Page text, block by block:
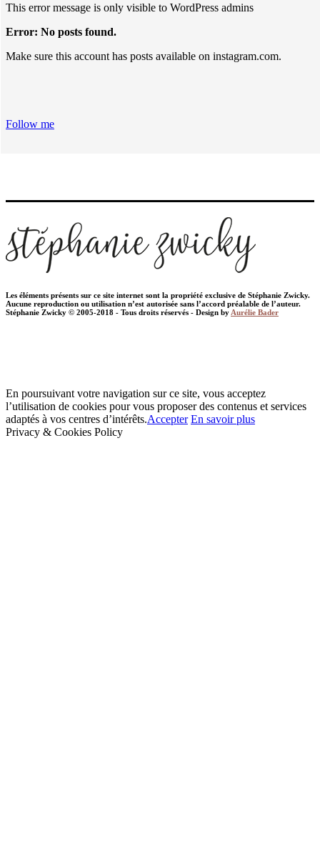
This error message is only visible to WordPress admins
Error: No posts found.
Make sure this account has posts available on instagram.com.
Follow me
Les éléments présents sur ce site internet sont la propriété exclusive de Stéphanie Zwicky.
Aucune reproduction ou utilisation n’est autorisée sans l’accord préalable de l’auteur.
Stéphanie Zwicky © 2005-2018 - Tous droits réservés - Design by Aurélie Bader
En poursuivant votre navigation sur ce site, vous acceptez
l’utilisation de cookies pour vous proposer des contenus et services
adaptés à vos centres d’intérêts.Accepter En savoir plus
Privacy & Cookies Policy